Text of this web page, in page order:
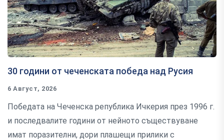
30 години от чеченската победа над Русия
6 Август, 2026
Победата на Чеченска република Ичкерия през 1996 г.
и последвалите години от нейното съществуване
имат поразителни, дори плашещи прилики с